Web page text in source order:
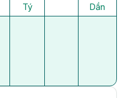
Tý
Dần